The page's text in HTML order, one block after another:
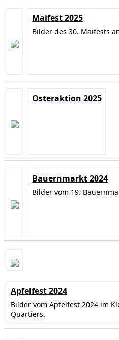
Maifest 2025
Bilder des 30. Maifests
Osteraktion 2025
Bauernmarkt 2024
Bilder vom 19.
Apfelfest 2024
Bilder vom Apfelfest 2024 im
Quartiers.